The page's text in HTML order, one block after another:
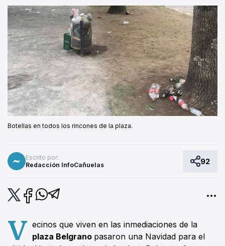
Botellas en todos los rincones de la plaza.
Escrito por:
Redacción InfoCañuelas
92
V ecinos que viven en las inmediaciones de la
plaza Belgrano pasaron una Navidad para el